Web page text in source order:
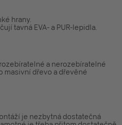
hrany.
tavná EVA- a PUR-lepidla.
a nerozebíratelné
masivní dřevo a dřevěné
je nezbytná dostatečná